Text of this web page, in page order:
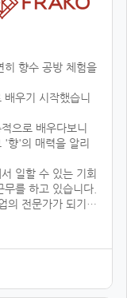
히 향수 공방 체험을
배우기 시작했습니
으로 배우다보니
'향'의 매력을 알리
일할 수 있는 기회
를 하고 있습니다.
의 전문가가 되기